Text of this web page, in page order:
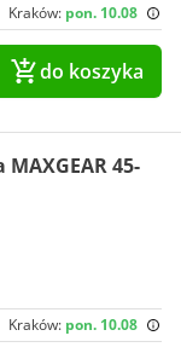
Kraków: pon. 10.08
do koszyka
45-
Kraków: pon. 10.08